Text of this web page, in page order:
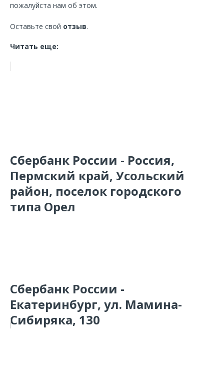
пожалуйста нам об этом.
Оставьте свой отзыв.
Читать еще:
Сбербанк России - Россия,
Пермский край, Усольский
район, поселок городского
типа Орел
Сбербанк России -
Екатеринбург, ул. Мамина-
Сибиряка, 130